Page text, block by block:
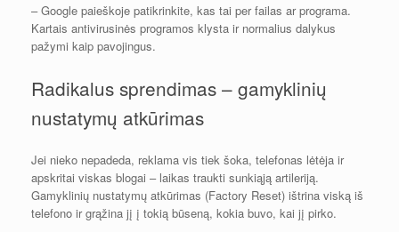
– Google paieškoje patikrinkite, kas tai per failas ar programa.
Kartais antivirusinės programos klysta ir normalius dalykus
pažymi kaip pavojingus.
Radikalus sprendimas – gamyklinių
nustatymų atkūrimas
Jei nieko nepadeda, reklama vis tiek šoka, telefonas lėtėja ir
apskritai viskas blogai – laikas traukti sunkiąją artileriją.
Gamyklinių nustatymų atkūrimas (Factory Reset) ištrina viską iš
telefono ir grąžina jį į tokią būseną, kokia buvo, kai jį pirko.